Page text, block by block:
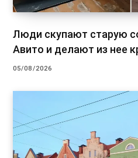
Люди скупают старую
Авито и делают из нее
05/08/2026